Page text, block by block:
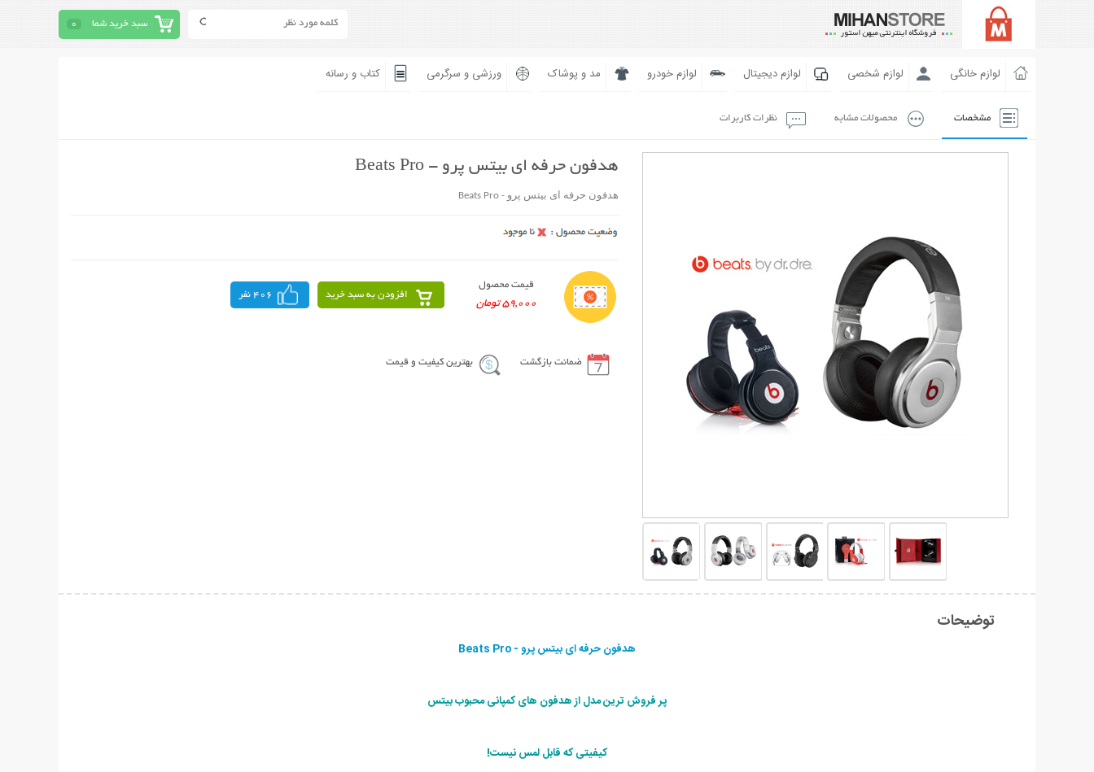
سبد خرید شما 0
لوازم خانگی لوازم شخصی لوازم دیجیتال لوازم خودرو مد و پوشاک ورزشی و سرگرمی کتاب و رسانه
مشخصات محصولات مشابه نظرات کاربرات
هدفون حرفه ای بیتس پرو - Beats Pro
هدفون حرفه ای بیتس پرو - Beats Pro
قیمت محصول
59,000 تومان
افزودن به سبد خرید 406 نفر
ضمانت بازگشت بهترین کیفیت و قیمت
توضیحات
هدفون حرفه ای بیتس پرو - Beats Pro
پر فروش ترین مدل از هدفون های کمپانی محبوب بیتس
کیفیتی که قابل لمس نیست!